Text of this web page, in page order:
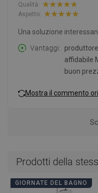
Qualità:
Aspetto:
Una soluzione
Vantaggi
produttore
affidabile
buon
Mostra il commento
Prodotti della
GIORNATE DEL BAGNO